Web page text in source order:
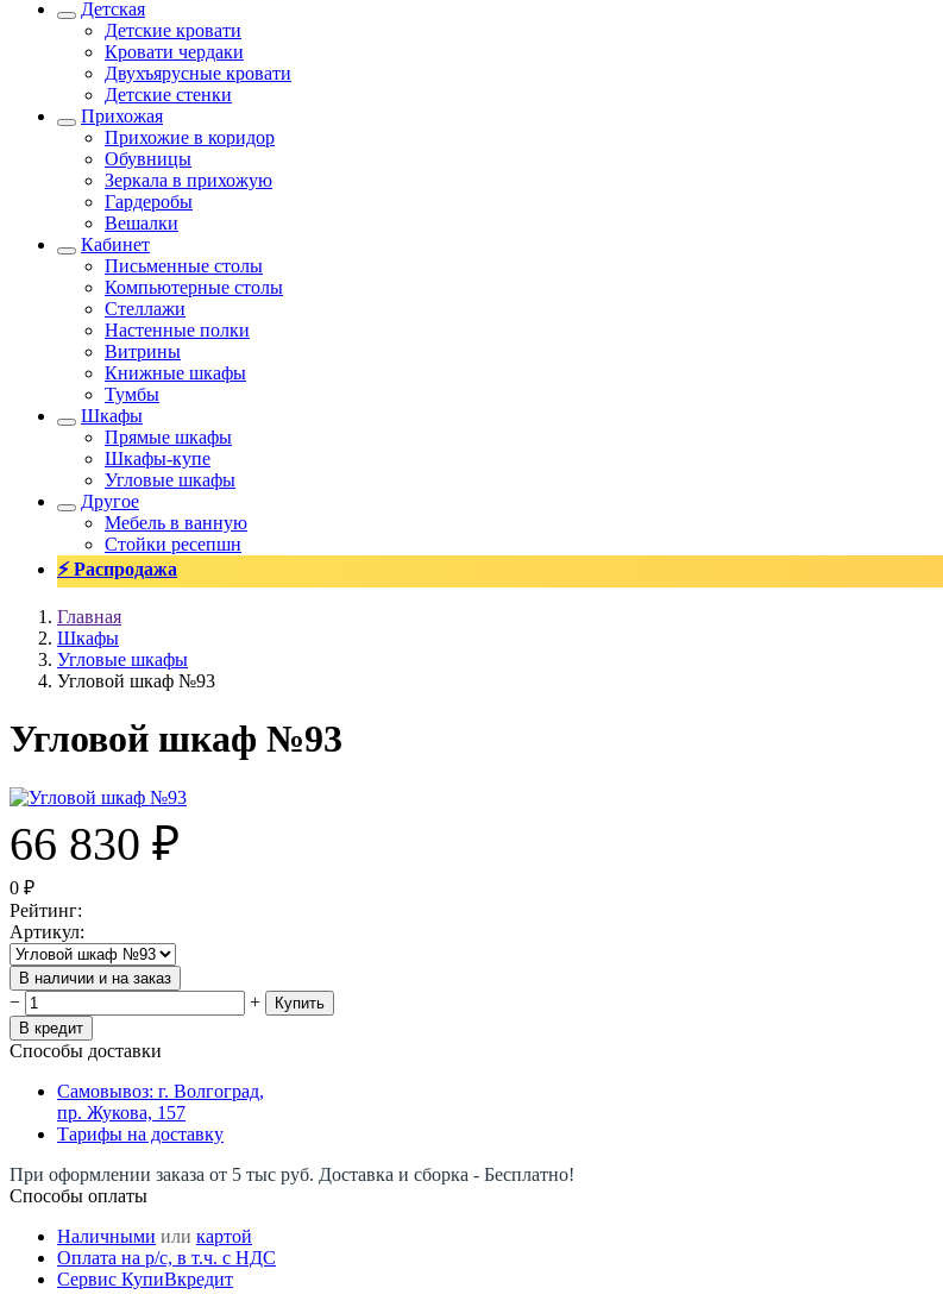
Детская
Детские кровати
Кровати чердаки
Двухъярусные кровати
Детские стенки
Прихожая
Прихожие в коридор
Обувницы
Зеркала в прихожую
Гардеробы
Вешалки
Кабинет
Письменные столы
Компьютерные столы
Стеллажи
Настенные полки
Витрины
Книжные шкафы
Тумбы
Шкафы
Прямые шкафы
Шкафы-купе
Угловые шкафы
Другое
Мебель в ванную
Стойки ресепшн
⚡ Распродажа
Главная
Шкафы
Угловые шкафы
Угловой шкаф №93
Угловой шкаф №93
66 830 ₽
0 ₽
Рейтинг:
Артикул:
В наличии и на заказ
− +
Купить
В кредит
Способы доставки
Самовывоз: г. Волгоград,
пр. Жукова, 157
Тарифы на доставку
При оформлении заказа от 5 тыс руб. Доставка и сборка - Бесплатно!
Способы оплаты
Наличными или картой
Оплата на р/c, в т.ч. с НДС
Сервис КупиВкредит